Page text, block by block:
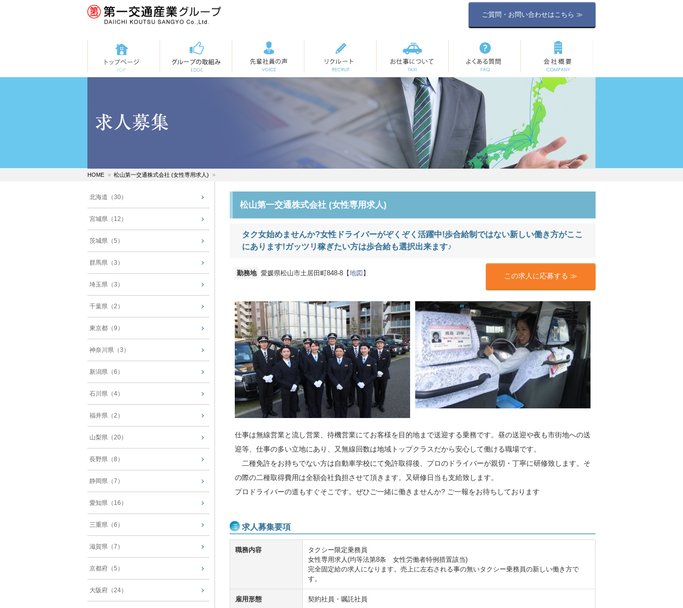
ご質問・お問い合わせはこちら ≫
トップページ 第一交通の取組み 先輩社員の声 リクルート お仕事について よくある質問 会社概要
HOME 松山第一交通株式会社 (女性専用求人)
松山第一交通株式会社 (女性専用求人)
タク女始めませんか?女性ドライバーがぞくぞく活躍中!歩合給制ではない新しい働き方がここ
にあります!ガッツリ稼ぎたい方は歩合給も選択出来ます♪
勤務地 愛媛県松山市土居田町848-8【地図 】 この求人に応募する ≫
仕事は無線営業と流し営業、待機営業にてお客様を目的地まで送迎する乗務です。昼の送迎や夜も市街地への送
迎等、仕事の多い立地にあり、又無線回数は地域トップクラスだから安心して働ける職場です。
二種免許をお持ちでない方は自動車学校にて免許取得後、プロのドライバーが親切・丁寧に研修致します。そ
の際の二種取得費用は全額会社負担させて頂きます。又研修日当も支給致します。
プロドライバーの道もすぐそこです。ぜひご一緒に働きませんか? ご一報をお待ちしております
求人募集要項
職務内容
タクシー限定乗務員
女性専用求人(均等法第8条 女性労働者特例措置該当)
完全固定給の求人になります。売上に左右される事の無いタクシー乗務員の新しい働き方で
す。
雇用形態 契約社員・嘱託社員
北海道（30）
宮城県（12）
茨城県（5）
群馬県（3）
埼玉県（3）
千葉県（2）
東京都（9）
神奈川県（3）
新潟県（6）
石川県（4）
福井県（2）
山梨県（20）
長野県（8）
静岡県（7）
愛知県（16）
三重県（6）
滋賀県（7）
京都府（5）
大阪府（24）